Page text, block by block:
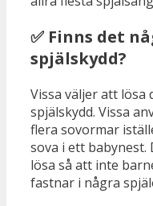
✅ Finns det
spjälskydd?
Vissa väljer att lösa
spjälskydd. Vissa
flera sovormar
sova i ett
lösa så att inte
fastnar i några